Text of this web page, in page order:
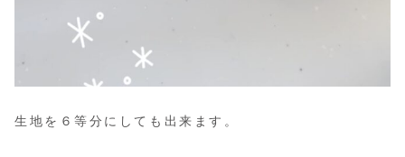
生地を６等分にしても出来ます。